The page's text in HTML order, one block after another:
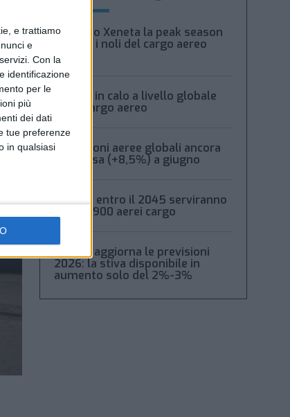
e trattiamo
e
Con la
identificazione
per le
più
dei dati
tue preferenze
in qualsiasi
Secondo Xeneta la peak season
frena e i noli del cargo aereo
calano
Volumi in calo a livello globale
per il cargo aereo
Spedizioni aeree globali ancora
in ripresa (+8,5%) a giugno
Boeing: entro il 2045 serviranno
oltre 2.900 aerei cargo
Xeneta aggiorna le previsioni
2026: la stiva disponibile in
aumento solo del 2%-3%